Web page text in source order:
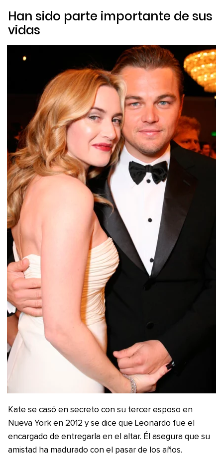
Han sido parte importante de sus
vidas
Kate se casó en secreto con su tercer esposo en
Nueva York en 2012 y se dice que Leonardo fue el
encargado de entregarla en el altar. Él asegura que su
amistad ha madurado con el pasar de los años.